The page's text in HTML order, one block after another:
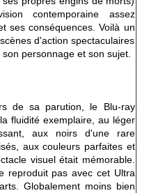
contemporaine assez
ses conséquences. Voilà un
d'action spectaculaires
personnage et son sujet.
de sa parution, le Blu-ray
fluidité exemplaire, au léger
aux noirs d'une rare
aux couleurs parfaites et
visuel était mémorable.
reproduit pas avec cet Ultra
Globalement moins bien